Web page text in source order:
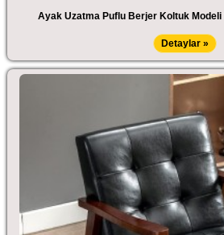
Ayak Uzatma Puflu Berjer Koltuk
Detaylar »